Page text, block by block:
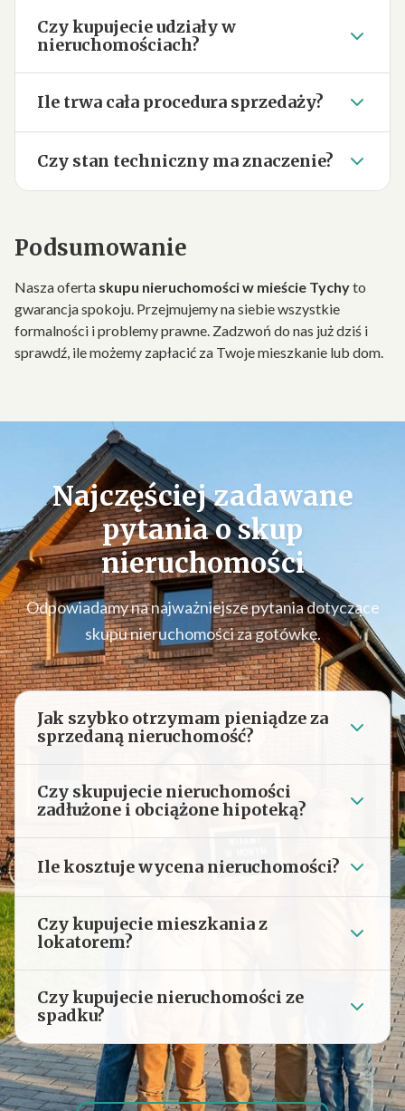
Czy kupujecie udziały w
nieruchomościach?
Ile trwa cała procedura sprzedaży?
Czy stan techniczny ma znaczenie?
Podsumowanie
Nasza oferta skupu nieruchomości w mieście Tychyto
gwarancja spokoju. Przejmujemy na siebie wszystkie
formalności i problemy prawne. Zadzwoń do nas już dziś i
sprawdź, ile możemy zapłacić za Twoje mieszkanie lub dom.
Najczęściej zadawane
pytania oskup
nieruchomości
Odpowiadamy na najważniejsze pytania dotyczące
skupu nieruchomości za gotówkę.
Jak szybko otrzymam pieniądze za
sprzedaną nieruchomość?
Czy skupujecie nieruchomości
zadłużone i obciążone hipoteką?
Ile kosztuje wycena nieruchomości?
Czy kupujecie mieszkania z
lokatorem?
Czy kupujecie nieruchomości ze
spadku?